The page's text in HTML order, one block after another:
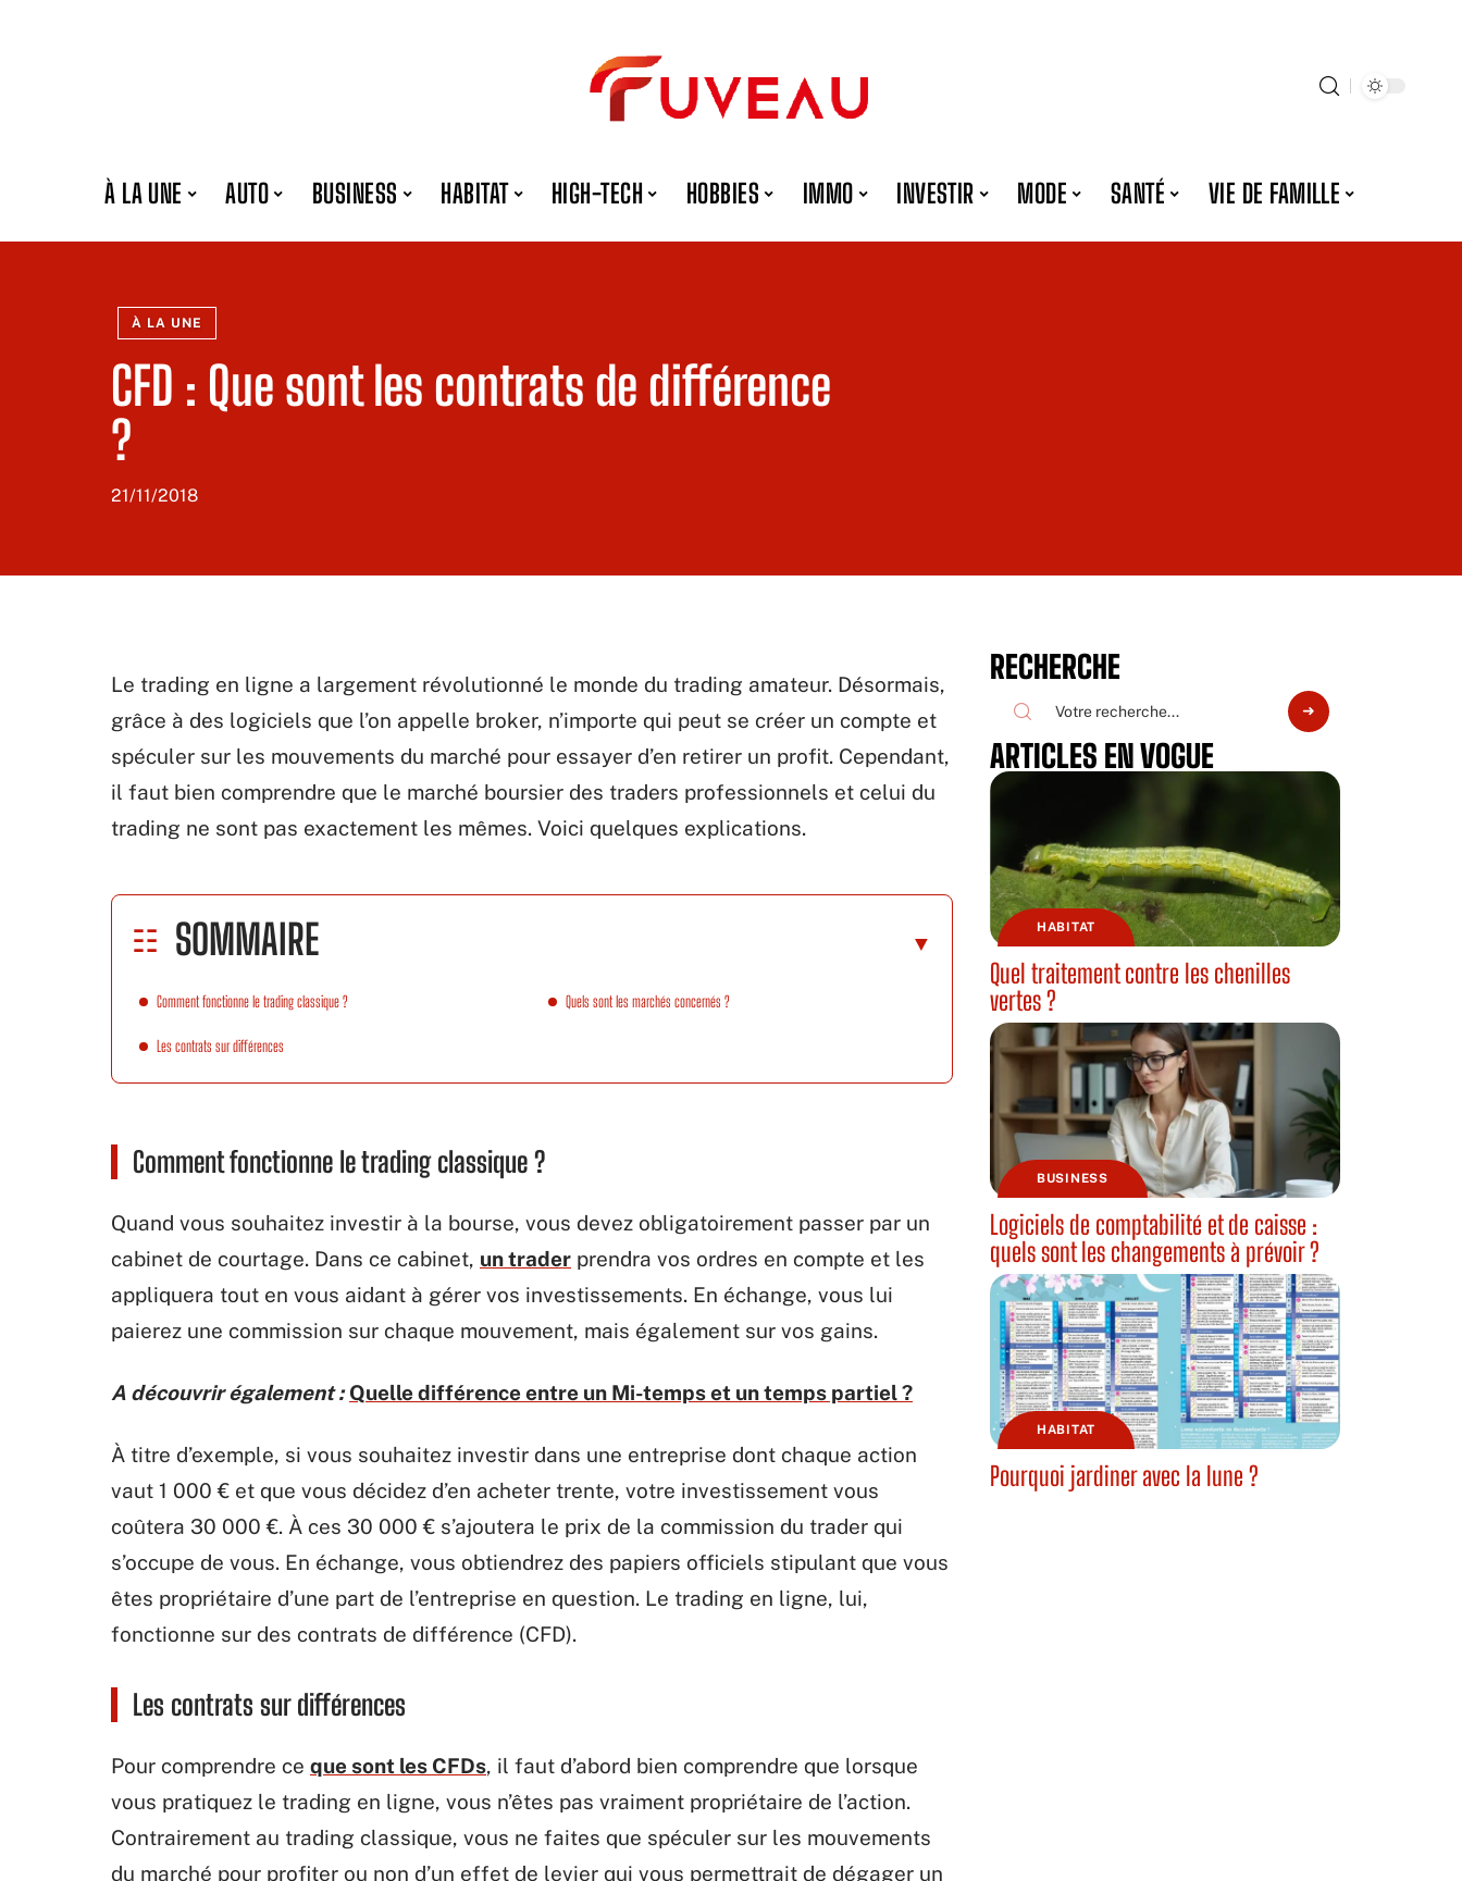
À LA UNE AUTO BUSINESS HABITAT HIGH-TECH HOBBIES IMMO INVESTIR MODE SANTÉ VIE DE FAMILLE
À LA UNE
CFD : Que sont les contrats de différence
?
21/11/2018
Le trading en ligne a largement révolutionné le monde du trading amateur. Désormais,
grâce à des logiciels que l’on appelle broker, n’importe qui peut se créer un compte et
spéculer sur les mouvements du marché pour essayer d’en retirer un profit. Cependant,
il faut bien comprendre que le marché boursier des traders professionnels et celui du
trading ne sont pas exactement les mêmes. Voici quelques explications.
SOMMAIRE
Comment fonctionne le trading classique ?
Les contrats sur différences
Quels sont les marchés concernés ?
Comment fonctionne le trading classique ?
Quand vous souhaitez investir à la bourse, vous devez obligatoirement passer par un
cabinet de courtage. Dans ce cabinet, un trader prendra vos ordres en compte et les
appliquera tout en vous aidant à gérer vos investissements. En échange, vous lui
paierez une commission sur chaque mouvement, mais également sur vos gains.
A découvrir également : Quelle différence entre un Mi-temps et un temps partiel ?
À titre d’exemple, si vous souhaitez investir dans une entreprise dont chaque action
vaut 1 000 € et que vous décidez d’en acheter trente, votre investissement vous
coûtera 30 000 €. À ces 30 000 € s’ajoutera le prix de la commission du trader qui
s’occupe de vous. En échange, vous obtiendrez des papiers officiels stipulant que vous
êtes propriétaire d’une part de l’entreprise en question. Le trading en ligne, lui,
fonctionne sur des contrats de différence (CFD).
Les contrats sur différences
Pour comprendre ce que sont les CFDs, il faut d’abord bien comprendre que lorsque
vous pratiquez le trading en ligne, vous n’êtes pas vraiment propriétaire de l’action.
Contrairement au trading classique, vous ne faites que spéculer sur les mouvements
du marché pour profiter ou non d’un effet de levier qui vous permettrait de dégager un
RECHERCHE
ARTICLES EN VOGUE
HABITAT
Quel traitement contre les chenilles
vertes ?
BUSINESS
Logiciels de comptabilité et de caisse :
quels sont les changements à prévoir ?
HABITAT
Pourquoi jardiner avec la lune ?